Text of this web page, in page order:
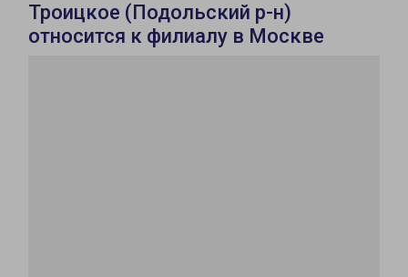
Троицкое (Подольский р-н)
относится к филиалу в Москве